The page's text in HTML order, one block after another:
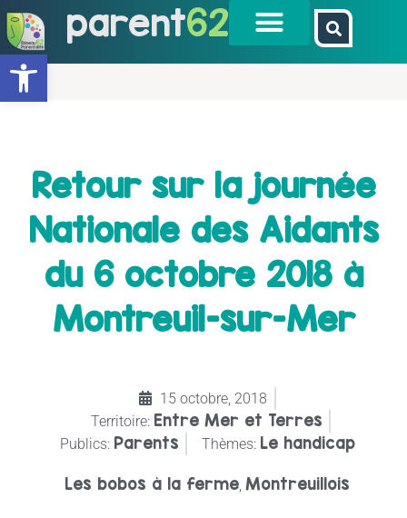
Ouvrir la barre d’outils
parent62
Retour sur la journée
Nationale des Aidants
du 6 octobre 2018 à
Montreuil-sur-Mer
15 octobre, 2018
Territoire: Entre Mer et Terres
Publics: Parents Thèmes: Le handicap
Les bobos à la ferme Montreuillois